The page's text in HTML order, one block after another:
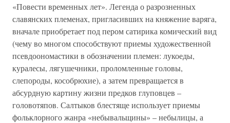
«Повести временных лет». Легенда о разрозненных
славянских племенах, пригласивших на княжение варяга,
вначале приобретает под пером сатирика комический вид
(чему во многом способствуют приемы художественной
псевдоономастики в обозначении племен: лукоеды,
куралесы, лягушечники, проломленные головы,
слепороды, кособрюхие), а затем превращается в
абсурдную картину жизни предков глуповцев –
головотяпов. Салтыков блестяще использует приемы
фольклорного жанра «небывальщины» – небылицы, а